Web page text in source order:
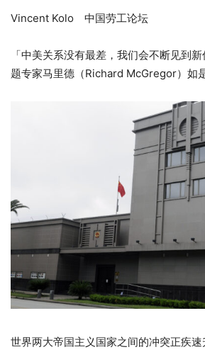
Vincent Kolo 中国劳工论坛
「中美关系没有最差，我们会不断见到
题专家马里德（Richard McGregor）如是
世界两大帝国主义国家之间的冲突正疾